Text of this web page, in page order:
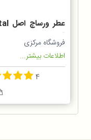
قیمت عالی
فروشگاه مرکزی
اطلاعات بیشتر...
4